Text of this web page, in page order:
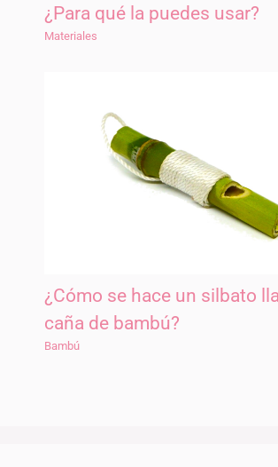
¿Para qué la puedes usar?
Materiales
¿Cómo se hace un silbato
caña de bambú?
Bambú